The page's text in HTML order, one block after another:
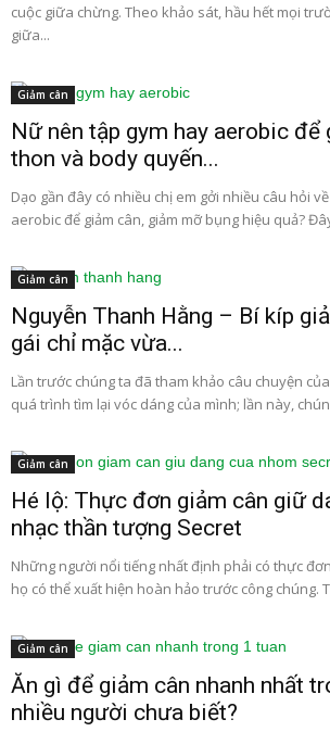
cuộc giữa chừng. Theo khảo sát, hầu hết mọi
giữa...
Giảm cân
Nữ nên tập gym hay aerobic để
thon và body quyến...
Dạo gần đây có nhiều chị em gởi nhiều câu hỏi
aerobic để giảm cân, giảm mỡ bụng hiệu quả?
Giảm cân
Nguyễn Thanh Hằng – Bí kíp
gái chỉ mặc vừa...
Lần trước chúng ta đã tham khảo câu chuyện
quá trình tìm lại vóc dáng của mình; lần này,
Giảm cân
Hé lộ: Thực đơn giảm cân giữ
nhạc thần tượng Secret
Những người nổi tiếng nhất định phải có thực
họ có thể xuất hiện hoàn hảo trước công chúng.
Giảm cân
Ăn gì để giảm cân nhanh nhất
nhiều người chưa biết?